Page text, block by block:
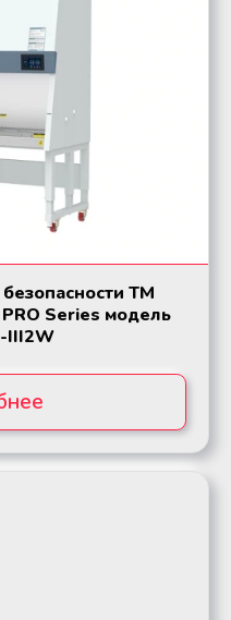
ТМ
Series модель
III2W